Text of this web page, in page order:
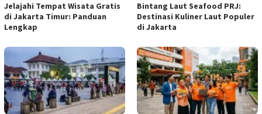
Jelajahi Tempat Wisata Gratis
di Jakarta Timur: Panduan
Lengkap
Bintang Laut Seafood PRJ:
Destinasi Kuliner Laut Populer
di Jakarta